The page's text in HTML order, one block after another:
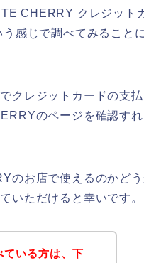
CHERRY クレジット
感じで調べてみること
クレジットカードの支
のページを確認す
のお店で使えるのかど
いただけると幸いです。
いる方は、下